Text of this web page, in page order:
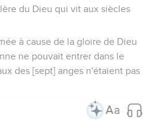
du Dieu qui vit aux siècles
à cause de la gloire de Dieu
ne pouvait entrer dans le
des [sept] anges n'étaient pas